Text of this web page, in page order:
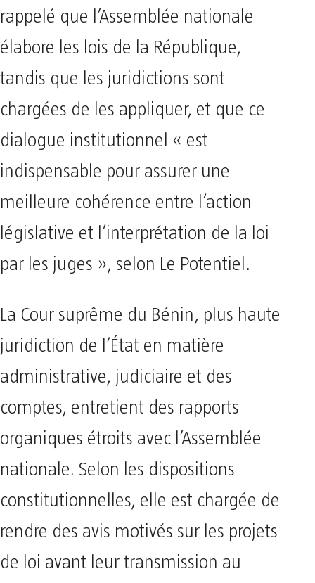
rappelé que l’Assemblée nationale
élabore les lois de la République,
tandis que les juridictions sont
chargées de les appliquer, et que ce
dialogue institutionnel « est
indispensable pour assurer une
meilleure cohérence entre l’action
législative et l’interprétation de la loi
par les juges », selon Le Potentiel.
La Cour suprême du Bénin, plus haute
juridiction de l’État en matière
administrative, judiciaire et des
comptes, entretient des rapports
organiques étroits avec l’Assemblée
nationale. Selon les dispositions
constitutionnelles, elle est chargée de
rendre des avis motivés sur les projets
de loi avant leur transmission au